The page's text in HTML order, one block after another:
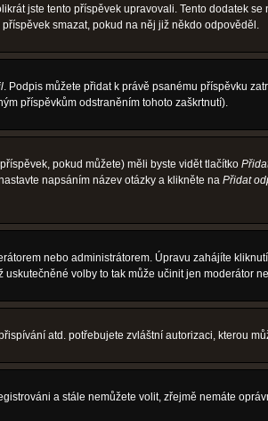
jste tento příspěvek upravovali. Tento dodatek
smazat, pokud na něj již někdo odpověděl.
. Podpis můžete přidat k právě psanému příspěvku
příspěvkům odstraněním tohoto zaškrtnutí).
pokud můžete) měli byste vidět tlačítko
napsáním název otázky a klikněte na Přidat
nebo administrátorem. Úpravu zahájíte
volby to tak může učinit jen moderátor
atd. potřebujete zvláštní autorizaci, kterou
a stále nemůžete volit, zřejmě nemáte